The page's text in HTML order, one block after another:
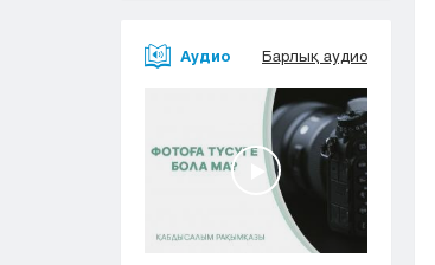
Аудио Барлық аудио